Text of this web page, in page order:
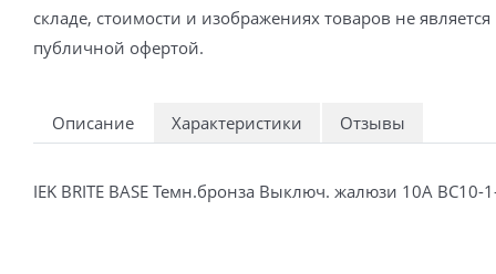
складе, стоимости и изображениях товаров не является
публичной офертой.
Описание Характеристики Отзывы
IEK BRITE BASE Темн.бронза Выключ. жалюзи 10А